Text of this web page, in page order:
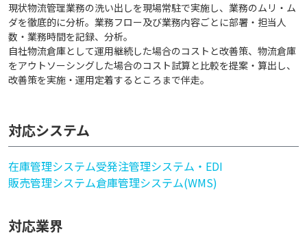
現状物流管理業務の洗い出しを現場常駐で実施し、業務のムリ・ム
ダを徹底的に分析。業務フロー及び業務内容ごとに部署・担当人
数・業務時間を記録、分析。
自社物流倉庫として運用継続した場合のコストと改善策、物流倉庫
をアウトソーシングした場合のコスト試算と比較を提案・算出し、
改善策を実施・運用定着するところまで伴走。
対応システム
在庫管理システム受発注管理システム・EDI
販売管理システム倉庫管理システム(WMS)
対応業界